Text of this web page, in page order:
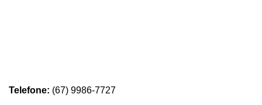
Telefone: (67) 9986-7727